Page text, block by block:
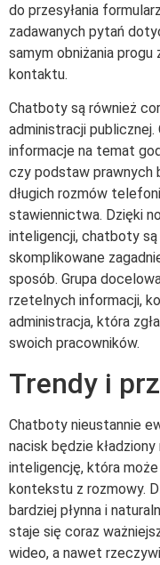
do przesyłania
zadawanych pytań
samym obniżania progu
kontaktu.
Chatboty są również
administracji
informacje na temat
czy podstaw prawnych
długich rozmów
stawiennictwa. Dzięki
inteligencji, chatboty
skomplikowane
sposób. Grupa
rzetelnych informacji,
administracja, która
swoich pracowników.
Trendy i
Chatboty nieustannie
nacisk będzie
inteligencję, która
kontekstu z rozmowy.
bardziej płynna i
staje się coraz
wideo, a nawet